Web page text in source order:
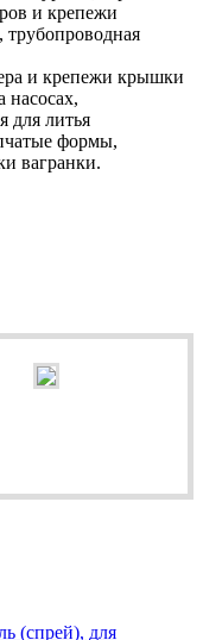
и крепежи
и крепежи крышки
насосах,
для литья
формы,
вагранки.